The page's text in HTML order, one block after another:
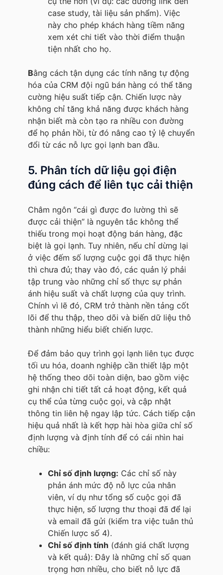
case study, tài liệu sản phẩm). Việc
này cho phép khách hàng tiềm năng
xem xét chi tiết vào thời điểm thuận
tiện nhất cho họ.
Bằng cách tận dụng các tính năng tự động
hóa của CRM đội ngũ bán hàng có thể tăng
cường hiệu suất tiếp cận. Chiến lược này
không chỉ tăng khả năng được khách hàng
nhận biết mà còn tạo ra nhiều con đường
để họ phản hồi, từ đó nâng cao tỷ lệ chuyển
đổi từ các nỗ lực gọi lạnh ban đầu.
5. Phân tích dữ liệu gọi điện
đúng cách để liên tục cải thiện
Châm ngôn “cái gì được đo lường thì sẽ
được cải thiện” là nguyên tắc không thể
thiếu trong mọi hoạt động bán hàng, đặc
biệt là gọi lạnh. Tuy nhiên, nếu chỉ dừng lại
ở việc đếm số lượng cuộc gọi đã thực hiện
thì chưa đủ; thay vào đó, các quản lý phải
tập trung vào những chỉ số thực sự phản
ánh hiệu suất và chất lượng của quy trình.
Chính vì lẽ đó, CRM trở thành nền tảng cốt
lõi để thu thập, theo dõi và biến dữ liệu thô
thành những hiểu biết chiến lược.
Để đảm bảo quy trình gọi lạnh liên tục được
tối ưu hóa, doanh nghiệp cần thiết lập một
hệ thống theo dõi toàn diện, bao gồm việc
ghi nhận chi tiết tất cả hoạt động, kết quả
cụ thể của từng cuộc gọi, và cập nhật
thông tin liên hệ ngay lập tức. Cách tiếp cận
hiệu quả nhất là kết hợp hài hòa giữa chỉ số
định lượng và định tính để có cái nhìn hai
chiều:
Chỉ số định lượng: Các chỉ số này
phản ánh mức độ nỗ lực của nhân
viên, ví dụ như tổng số cuộc gọi đã
thực hiện, số lượng thư thoại đã để lại
và email đã gửi (kiểm tra việc tuân thủ
Chiến lược số 4).
Chỉ số định tính (đánh giá chất lượng
và kết quả): Đây là những chỉ số quan
trọng hơn nhiều, cho biết nỗ lực đã